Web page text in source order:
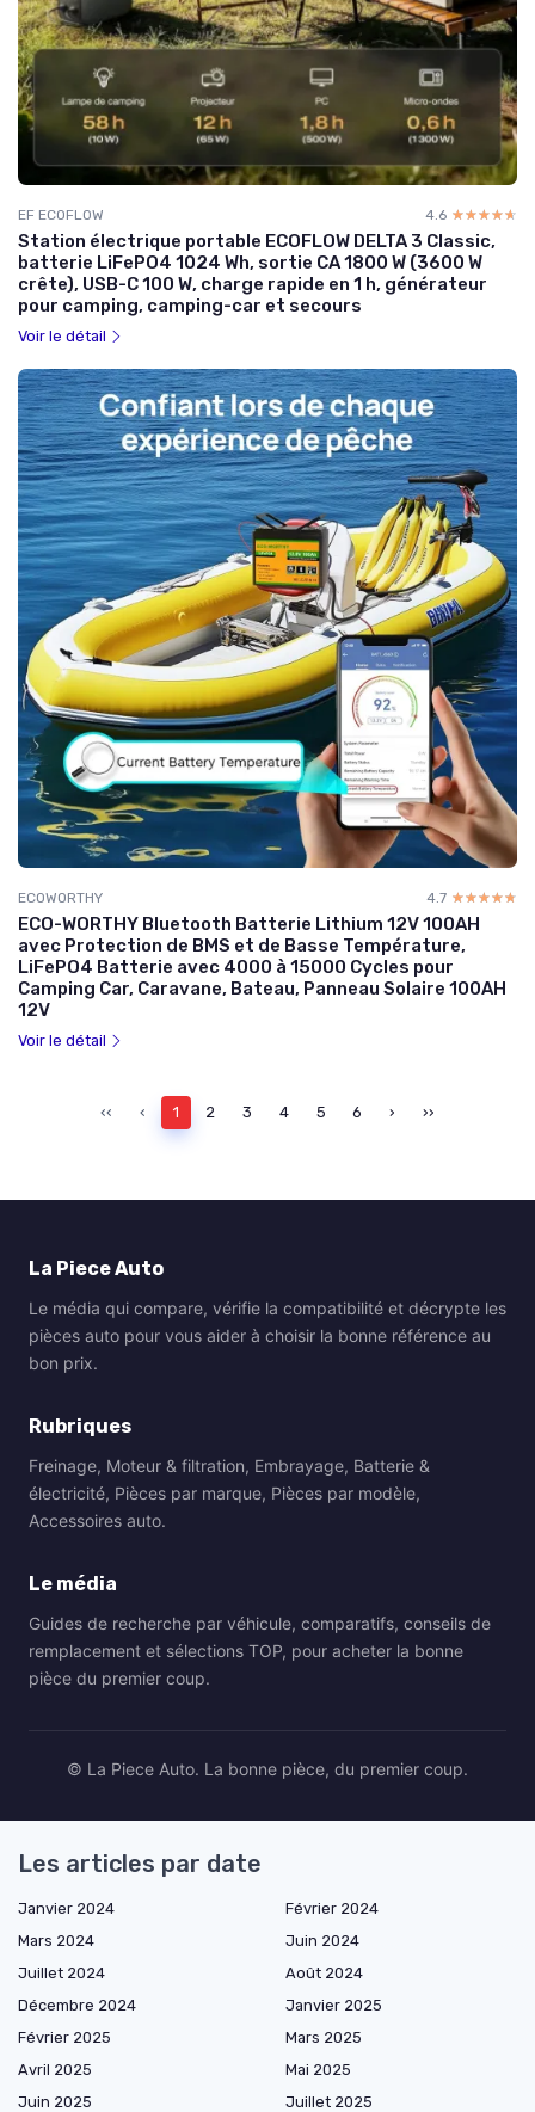
EF ECOFLOW 4.6 ☆☆☆☆☆
★★★★★
Station électrique portable ECOFLOW DELTA 3 Classic,
batterie LiFePO4 1024 Wh, sortie CA 1800 W (3600 W
crête), USB-C 100 W, charge rapide en 1 h, générateur
pour camping, camping-car et secours
Voir le détail
ECOWORTHY 4.7 ☆☆☆☆☆
★★★★★
ECO-WORTHY Bluetooth Batterie Lithium 12V 100AH
avec Protection de BMS et de Basse Température,
LiFePO4 Batterie avec 4000 à 15000 Cycles pour
Camping Car, Caravane, Bateau, Panneau Solaire 100AH
12V
Voir le détail
‹‹ ‹ 1 2 3 4 5 6 › ››
La Piece Auto
Le média qui compare, vérifie la compatibilité et décrypte les
pièces auto pour vous aider à choisir la bonne référence au
bon prix.
Rubriques
Freinage, Moteur & filtration, Embrayage, Batterie &
électricité, Pièces par marque, Pièces par modèle,
Accessoires auto.
Le média
Guides de recherche par véhicule, comparatifs, conseils de
remplacement et sélections TOP, pour acheter la bonne
pièce du premier coup.
© La Piece Auto. La bonne pièce, du premier coup.
Les articles par date
Janvier 2024
Février 2024
Mars 2024
Juin 2024
Juillet 2024
Août 2024
Décembre 2024
Janvier 2025
Février 2025
Mars 2025
Avril 2025
Mai 2025
Juin 2025
Juillet 2025